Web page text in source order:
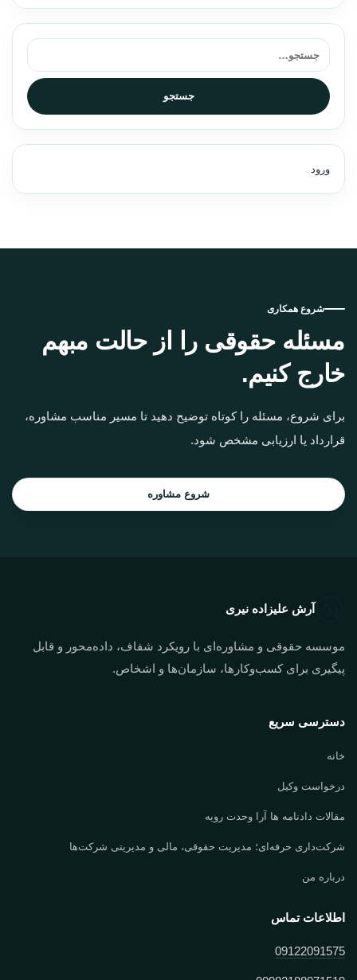
جستجو برای:
جستجو
ورود
شروع همکاری
مسئله حقوقی را از حالت مبهم
خارج کنیم.
برای شروع، مسئله را کوتاه توضیح دهید تا مسیر مناسب مشاوره،
قرارداد یا ارزیابی مشخص شود.
شروع مشاوره
آرش علیزاده نیری
موسسه حقوقی و مشاوره‌ای با رویکرد شفاف، داده‌محور و قابل
پیگیری برای کسب‌وکارها، سازمان‌ها و اشخاص.
دسترسی سریع
خانه
درخواست وکیل
مقالات دادنامه ها آرا وحدت رویه
شرکت‌داری حرفه‌ای؛ مدیریت حقوقی، مالی و مدیریتی شرکت‌ها
درباره من
اطلاعات تماس
09122091575